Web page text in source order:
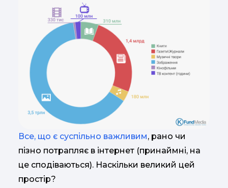
Все, що є суспільно важливим, рано чи
пізно потрапляє в інтернет (принаймні, на
це сподіваються). Наскільки великий цей
простір?